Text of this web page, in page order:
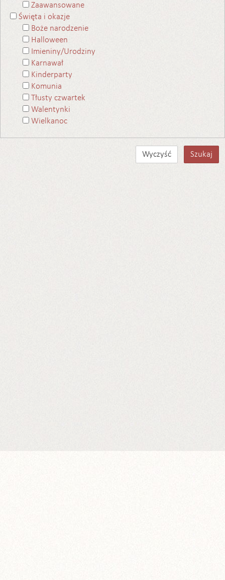
Zaawansowane
Święta i okazje
Boże narodzenie
Halloween
Imieniny/Urodziny
Karnawał
Kinderparty
Komunia
Tłusty czwartek
Walentynki
Wielkanoc